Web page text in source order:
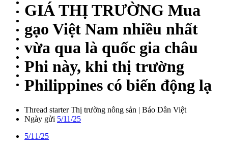
GIÁ THỊ TRƯỜNG Mua
gạo Việt Nam nhiều nhất
vừa qua là quốc gia châu
Phi này, khi thị trường
Philippines có biến động lạ
Thread starter Thị trường nông sản | Báo Dân Việt
Ngày gửi 5/11/25
5/11/25